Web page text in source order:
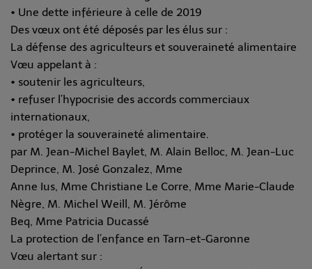
• Une dette inférieure à celle de 2019
Des vœux ont été déposés par les élus sur :
La défense des agriculteurs et souveraineté alimentaire
Vœu appelant à :
• soutenir les agriculteurs,
• refuser l’hypocrisie des accords commerciaux
internationaux,
• protéger la souveraineté alimentaire.
par M. Jean-Michel Baylet, M. Alain Belloc, M. Jean-Luc
Deprince, M. José Gonzalez, Mme
Anne Ius, Mme Christiane Le Corre, Mme Marie-Claude
Nègre, M. Michel Weill, M. Jérôme
Beq, Mme Patricia Ducassé
La protection de l’enfance en Tarn-et-Garonne
Vœu alertant sur :